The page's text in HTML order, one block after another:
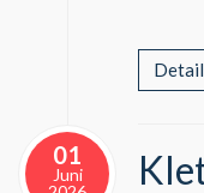
01
Juni